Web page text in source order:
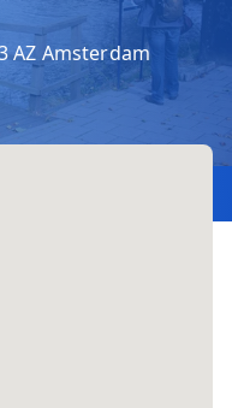
AZ Amsterdam